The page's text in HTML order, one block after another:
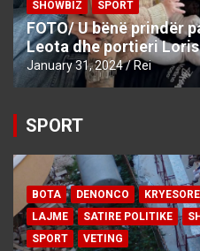
SHOWBIZ SPORT
FOTO/ U bënë prindër
Leota dhe portieri
January 31, 2024 Rei
SPORT
BOTA DENONCO KRYESORE
LAJME
SATIRE POLITIKE
SPORT
VETING